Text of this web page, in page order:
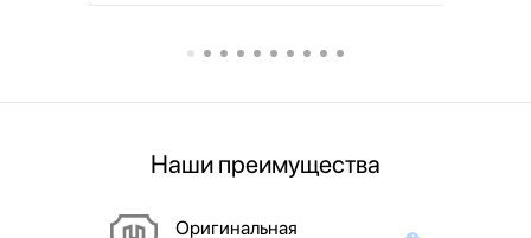
Наши преимущества
Оригинальная